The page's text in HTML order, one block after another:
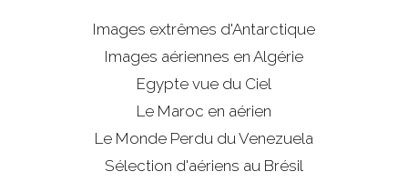
Images extrêmes d'Antarctique
Images aériennes en Algérie
Egypte vue du Ciel
Le Maroc en aérien
Le Monde Perdu du Venezuela
Sélection d'aériens au Brésil